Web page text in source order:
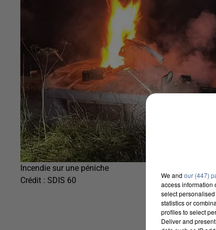
Incendie sur une péniche
Crédit : SDIS 60
We and our (447)
access information
select
statistics or
profiles to select
Deliver and